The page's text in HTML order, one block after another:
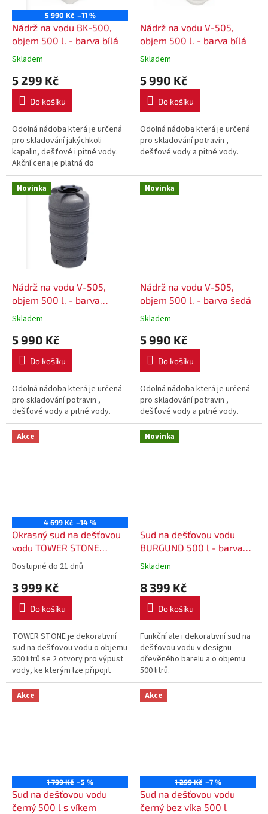
5 990 Kč –11 %
Nádrž na vodu BK-500,
objem 500 l. - barva bílá
Skladem
5 299 Kč
Do košíku
Odolná nádoba která je určená
pro skladování jakýchkoli
kapalin, dešťové i pitné vody.
Akční cena je platná do
30.11.2024, nebo do vyprodání
zásob.
Nádrž na vodu V-505,
objem 500 l. - barva bílá
Skladem
5 990 Kč
Do košíku
Odolná nádoba která je určená
pro skladování potravin ,
dešťové vody a pitné vody.
Novinka
Nádrž na vodu V-505,
objem 500 l. - barva
mramorová
Skladem
5 990 Kč
Do košíku
Odolná nádoba která je určená
pro skladování potravin ,
dešťové vody a pitné vody.
Novinka
Nádrž na vodu V-505,
objem 500 l. - barva šedá
Skladem
5 990 Kč
Do košíku
Odolná nádoba která je určená
pro skladování potravin ,
dešťové vody a pitné vody.
Akce
4 699 Kč –14 %
Okrasný sud na dešťovou
vodu TOWER STONE
světle šedý 500l
Dostupné do 21 dnů
3 999 Kč
Do košíku
TOWER STONE je dekorativní
sud na dešťovou vodu o objemu
500 litrů se 2 otvory pro výpust
vody, ke kterým lze připojit
kohoutek nebo hadici.
Novinka
Sud na dešťovou vodu
BURGUND 500 l - barva
hnědá
Skladem
8 399 Kč
Do košíku
Funkční ale i dekorativní sud na
dešťovou vodu v designu
dřevěného barelu a o objemu
500 litrů.
Akce
1 799 Kč –5 %
Sud na dešťovou vodu
černý 500 l s víkem
Akce
1 299 Kč –7 %
Sud na dešťovou vodu
černý bez víka 500 l